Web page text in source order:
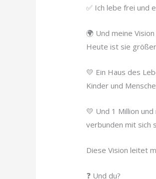
✅ Ich lebe frei und
🌍 Und meine
Heute ist sie
💛 Ein Haus des
Kinder und
💛 Und 1 Million
verbunden mit sich
Diese Vision leitet
❓ Und du?